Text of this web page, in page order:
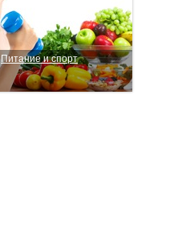
Питание и спорт